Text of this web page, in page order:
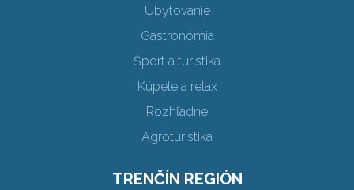
Ubytovanie
Gastronómia
Šport a turistika
Kúpele a relax
Rozhľadne
Agroturistika
TRENČÍN REGIÓN